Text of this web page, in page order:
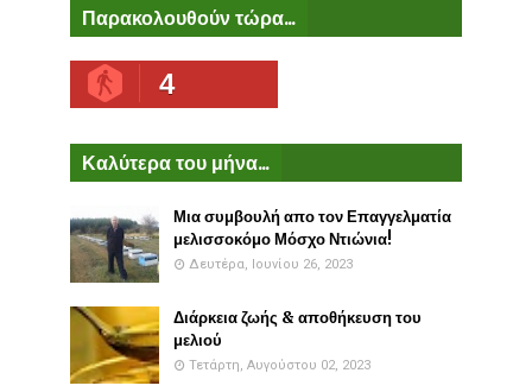
Παρακολουθούν τώρα...
4
Καλύτερα του μήνα...
Μια συμβουλή απο τον Επαγγελματία
μελισσοκόμο Μόσχο Ντιώνια!
Δευτέρα, Ιουνίου 26, 2023
Διάρκεια ζωής & αποθήκευση του
μελιού
Τετάρτη, Αυγούστου 02, 2023